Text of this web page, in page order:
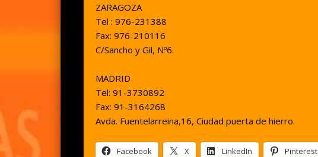
ZARAGOZA
Tel : 976-231388
Fax: 976-210116
C/Sancho y Gil, Nº6.
MADRID
Tel: 91-3730892
Fax: 91-3164268
Avda. Fuentelarreina,16, Ciudad puerta de hierro.
Facebook X LinkedIn Pinterest